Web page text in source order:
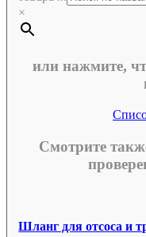
×
или нажмите,
Смотрите
Шланг для отсоса и